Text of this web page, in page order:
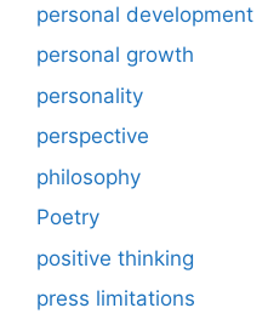
personal development
personal growth
personality
perspective
philosophy
Poetry
positive thinking
press limitations